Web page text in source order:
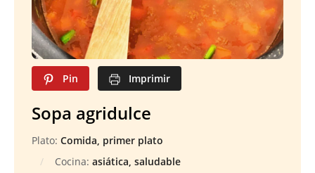
Pin Imprimir
Sopa agridulce
Plato: Comida, primer plato
Cocina: asiática, saludable